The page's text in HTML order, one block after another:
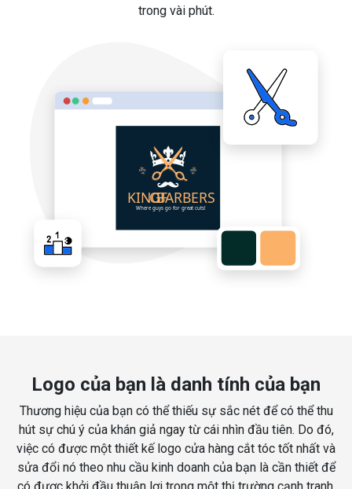
trong vài phút.
Logo của bạn là danh tính của bạn
Thương hiệu của bạn có thể thiếu sự sắc nét để có thể thu
hút sự chú ý của khán giả ngay từ cái nhìn đầu tiên. Do đó,
việc có được một thiết kế logo cửa hàng cắt tóc tốt nhất và
sửa đổi nó theo nhu cầu kinh doanh của bạn là cần thiết để